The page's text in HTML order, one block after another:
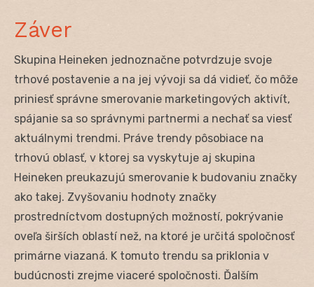
Záver
Skupina Heineken jednoznačne potvrdzuje svoje
trhové postavenie a na jej vývoji sa dá vidieť, čo môže
priniesť správne smerovanie marketingových aktivít,
spájanie sa so správnymi partnermi a nechať sa viesť
aktuálnymi trendmi. Práve trendy pôsobiace na
trhovú oblasť, v ktorej sa vyskytuje aj skupina
Heineken preukazujú smerovanie k budovaniu značky
ako takej. Zvyšovaniu hodnoty značky
prostredníctvom dostupných možností, pokrývanie
oveľa širších oblastí než, na ktoré je určitá spoločnosť
primárne viazaná. K tomuto trendu sa priklonia v
budúcnosti zrejme viaceré spoločnosti. Ďalším